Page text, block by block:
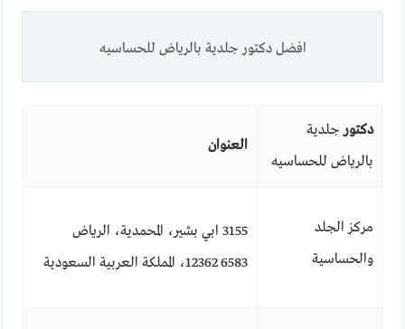
افضل دكتور جلدية بالرياض للحساسيه
دكتور جلدية
بالرياض للحساسيه
العنوان
مركز الجلد
والحساسية
3155 ابي بشير، المحمدية، الرياض
12362 6583، المملكة العربية السعودية